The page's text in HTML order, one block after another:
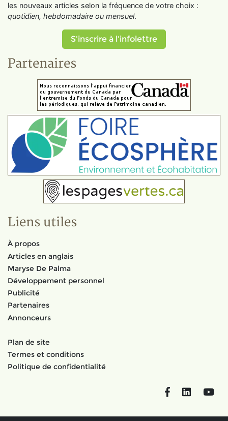
les nouveaux articles selon la fréquence de votre choix :
quotidien, hebdomadaire ou mensuel.
S'inscrire à l'infolettre
Partenaires
Liens utiles
À propos
Articles en anglais
Maryse De Palma
Développement personnel
Publicité
Partenaires
Annonceurs
Plan de site
Termes et conditions
Politique de confidentialité
FacebookLinkedIn